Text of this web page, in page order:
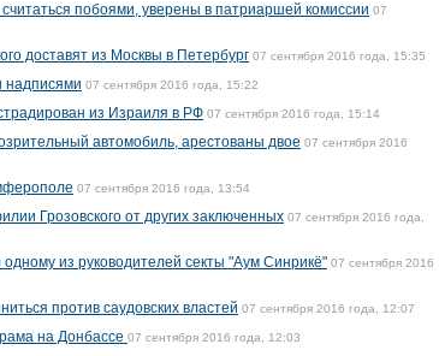
побоями, уверены в патриаршей комиссии 07
доставят из Москвы в Петербург 07 сентября 2016 года, 15:35
надписями 07 сентября 2016 года, 15:22
из Израиля в РФ 07 сентября 2016 года, 15:14
автомобиль, арестованы двое 07 сентября 2016
07 сентября 2016 года, 13:54
Грозовского от других заключенных 07 сентября 2016 года,
из руководителей секты "Аум Синрикё" 07 сентября 2016
против саудовских властей 07 сентября 2016 года, 12:07
на Донбассе 07 сентября 2016 года, 12:03